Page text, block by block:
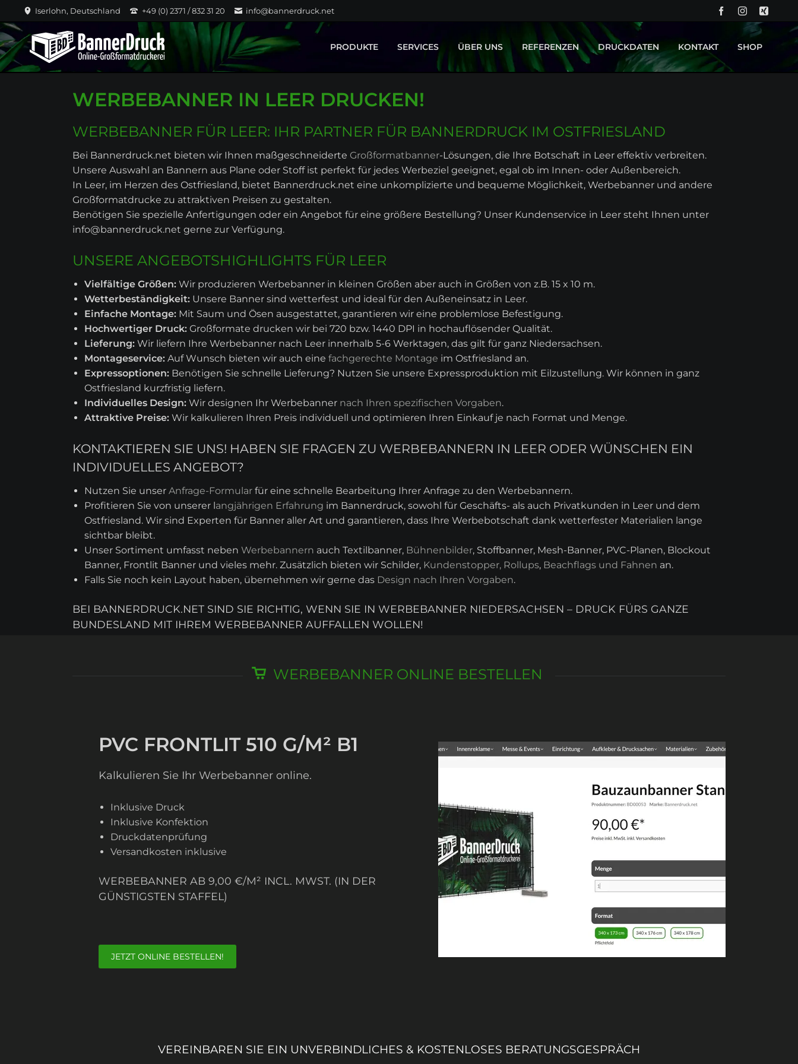
Iserlohn, Deutschland +49 (0) 2371 / 832 31 20 info@bannerdruck.net
PRODUKTE
GROSSFORMATE
KLEBEFOLIEN
FAHNEN
MESSEBAU
DISPLAYSYSTEME
SPANNRAHMEN
HOME & LIVING
SERVICES
MONTAGE
ÜBER UNS REFERENZEN DRUCKDATEN KONTAKT SHOP
WERBEBANNER IN LEER DRUCKEN!
WERBEBANNER FÜR LEER: IHR PARTNER FÜR BANNERDRUCK IM OSTFRIESLAND
Bei Bannerdruck.net bieten wir Ihnen maßgeschneiderte Großformatbanner-Lösungen, die Ihre Botschaft in Leer effektiv verbreiten.
Unsere Auswahl an Bannern aus Plane oder Stoff ist perfekt für jedes Werbeziel geeignet, egal ob im Innen- oder Außenbereich.
In Leer, im Herzen des Ostfriesland, bietet Bannerdruck.net eine unkomplizierte und bequeme Möglichkeit, Werbebanner und andere
Großformatdrucke zu attraktiven Preisen zu gestalten.
Benötigen Sie spezielle Anfertigungen oder ein Angebot für eine größere Bestellung? Unser Kundenservice in Leer steht Ihnen unter
info@bannerdruck.net gerne zur Verfügung.
UNSERE ANGEBOTSHIGHLIGHTS FÜR LEER
Vielfältige Größen: Wir produzieren Werbebanner in kleinen Größen aber auch in Größen von z.B. 15 x 10 m.
Wetterbeständigkeit: Unsere Banner sind wetterfest und ideal für den Außeneinsatz in Leer.
Einfache Montage: Mit Saum und Ösen ausgestattet, garantieren wir eine problemlose Befestigung.
Hochwertiger Druck: Großformate drucken wir bei 720 bzw. 1440 DPI in hochauflösender Qualität.
Lieferung: Wir liefern Ihre Werbebanner nach Leer innerhalb 5-6 Werktagen, das gilt für ganz Niedersachsen.
Montageservice: Auf Wunsch bieten wir auch eine fachgerechte Montage im Ostfriesland an.
Expressoptionen: Benötigen Sie schnelle Lieferung? Nutzen Sie unsere Expressproduktion mit Eilzustellung. Wir können in ganz
Ostfriesland kurzfristig liefern.
Individuelles Design: Wir designen Ihr Werbebanner nach Ihren spezifischen Vorgaben.
Attraktive Preise: Wir kalkulieren Ihren Preis individuell und optimieren Ihren Einkauf je nach Format und Menge.
KONTAKTIEREN SIE UNS! HABEN SIE FRAGEN ZU WERBEBANNERN IN LEER ODER WÜNSCHEN EIN
INDIVIDUELLES ANGEBOT?
Nutzen Sie unser Anfrage-Formular für eine schnelle Bearbeitung Ihrer Anfrage zu den Werbebannern.
Profitieren Sie von unserer langjährigen Erfahrung im Bannerdruck, sowohl für Geschäfts- als auch Privatkunden in Leer und dem
Ostfriesland. Wir sind Experten für Banner aller Art und garantieren, dass Ihre Werbebotschaft dank wetterfester Materialien lange
sichtbar bleibt.
Unser Sortiment umfasst neben Werbebannern auch Textilbanner, Bühnenbilder, Stoffbanner, Mesh-Banner, PVC-Planen, Blockout
Banner, Frontlit Banner und vieles mehr. Zusätzlich bieten wir Schilder, Kundenstopper, Rollups, Beachflags und Fahnen an.
Falls Sie noch kein Layout haben, übernehmen wir gerne das Design nach Ihren Vorgaben.
BEI BANNERDRUCK.NET SIND SIE RICHTIG, WENN SIE IN WERBEBANNER NIEDERSACHSEN – DRUCK FÜRS GANZE
BUNDESLAND MIT IHREM WERBEBANNER AUFFALLEN WOLLEN!
WERBEBANNER ONLINE BESTELLEN
PVC FRONTLIT 510 G/M² B1
Kalkulieren Sie Ihr Werbebanner online.
Inklusive Druck
Inklusive Konfektion
Druckdatenprüfung
Versandkosten inklusive
WERBEBANNER AB 9,00 €/M² INCL. MWST. (IN DER
GÜNSTIGSTEN STAFFEL)
JETZT ONLINE BESTELLEN!
VEREINBAREN SIE EIN UNVERBINDLICHES & KOSTENLOSES BERATUNGSGESPRÄCH